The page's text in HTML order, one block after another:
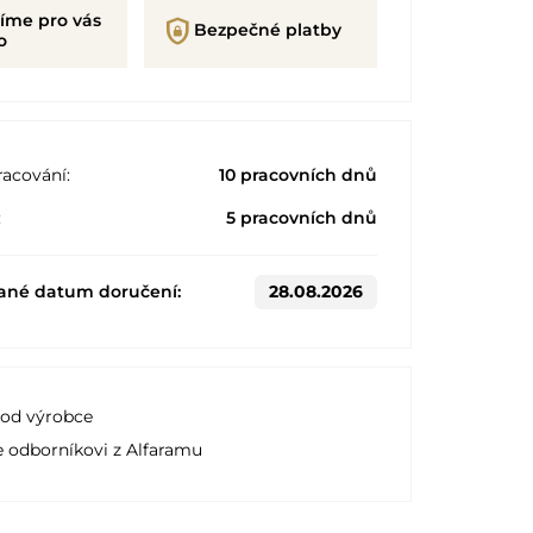
pro vás
shield_lock Bezpečné platby
10 pracovních dnů
5 pracovních dnů
datum doručení: 28.08.2026
výrobce
odborníkovi z Alfaramu